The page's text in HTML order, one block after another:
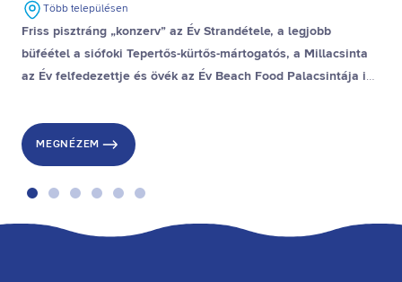
Több településen
Friss pisztráng „konzerv” az Év Strandétele, a legjobb
büféétel a siófoki Tepertős-kürtős-mártogatós, a Millacsinta
az Év felfedezettje és övék az Év Beach Food Palacsintája is,
MEGNÉZEM